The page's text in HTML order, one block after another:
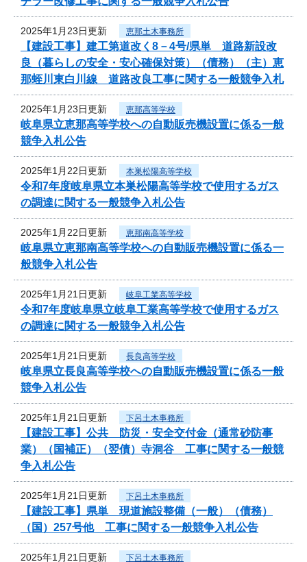
2025年1月23日更新 恵那土木事務所
【建設工事】建工第道改く8－4号/県単 道路新設改
良（暮らしの安全・安心確保対策）（債務）（主）恵
那蛭川東白川線 道路改良工事に関する一般競争入札
2025年1月23日更新 恵那高等学校
岐阜県立恵那高等学校への自動販売機設置に係る一般
競争入札公告
2025年1月22日更新 本巣松陽高等学校
令和7年度岐阜県立本巣松陽高等学校で使用するガス
の調達に関する一般競争入札公告
2025年1月22日更新 恵那南高等学校
岐阜県立恵那南高等学校への自動販売機設置に係る一
般競争入札公告
2025年1月21日更新 岐阜工業高等学校
令和7年度岐阜県立岐阜工業高等学校で使用するガス
の調達に関する一般競争入札公告
2025年1月21日更新 長良高等学校
岐阜県立長良高等学校への自動販売機設置に係る一般
競争入札公告
2025年1月21日更新 下呂土木事務所
【建設工事】公共 防災・安全交付金（通常砂防事
業）（国補正）（翌債）寺洞谷 工事に関する一般競
争入札公告
2025年1月21日更新 下呂土木事務所
【建設工事】県単 現道施設整備（一般）（債務）
（国）257号他 工事に関する一般競争入札公告
2025年1月21日更新 下呂土木事務所